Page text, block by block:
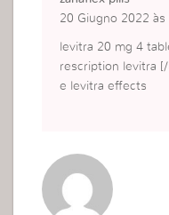
20 Giugno 2022 às
levitra 20 mg 4
rescription levitra
e levitra effects